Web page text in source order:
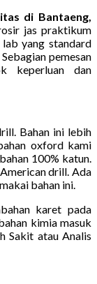
di Bantaeng,
jas praktikum
yang standard
pemesan
keperluan dan
Bahan ini lebih
oxford kami
100% katun.
drill. Ada
bahan ini.
karet pada
kimia masuk
Sakit atau Analis